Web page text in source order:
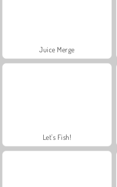
Juice Merge
Let's Fish!